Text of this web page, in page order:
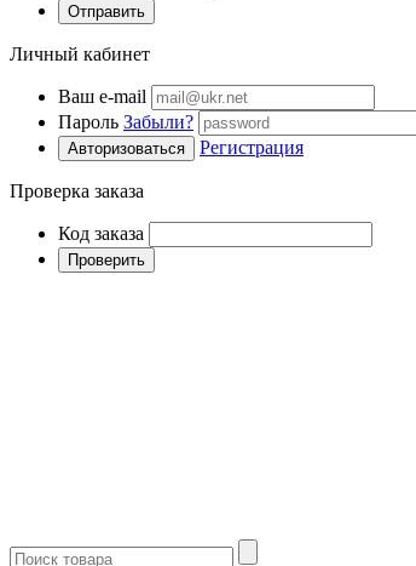
Отправить
Личный кабинет
Ваш e-mail
Пароль Забыли?
Авторизоваться Регистрация
Проверка заказа
Код заказа
Проверить